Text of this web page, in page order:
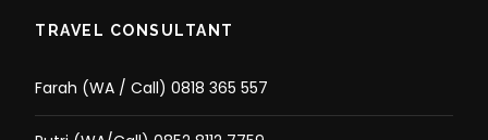
TRAVEL CONSULTANT
Farah (WA / Call) 0818 365 557